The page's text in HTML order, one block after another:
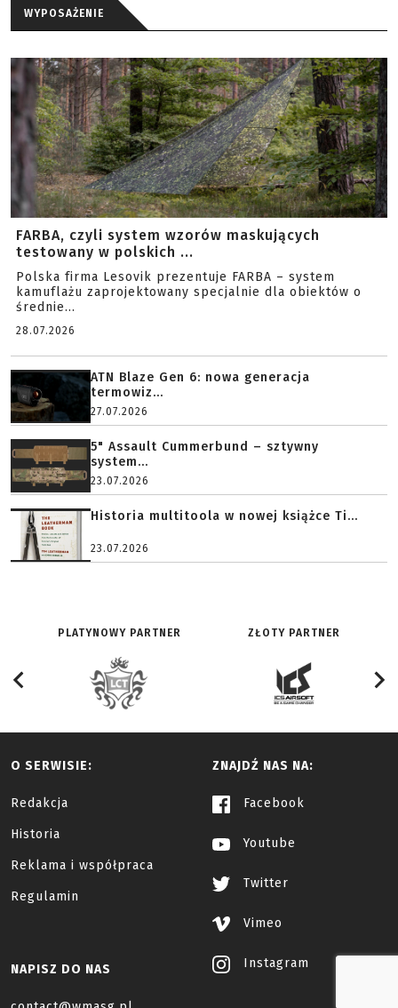
WYPOSAŻENIE
FARBA, czyli system wzorów maskujących
testowany w polskich ...
Polska firma Lesovik prezentuje FARBA – system
kamuflażu zaprojektowany specjalnie dla obiektów o
średnie...
28.07.2026
ATN Blaze Gen 6: nowa generacja
termowiz...
27.07.2026
5" Assault Cummerbund – sztywny
system...
23.07.2026
Historia multitoola w nowej książce Ti...
23.07.2026
PLATYNOWY PARTNER ZŁOTY PARTNER
O SERWISIE:
Redakcja
Historia
Reklama i współpraca
Regulamin
ZNAJDŹ NAS NA:
Facebook
Youtube
Twitter
Vimeo
Instagram
NAPISZ DO NAS